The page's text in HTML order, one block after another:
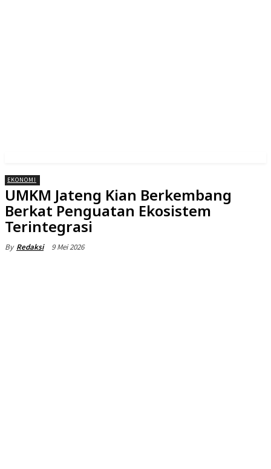
EKONOMI
UMKM Jateng Kian Berkembang
Berkat Penguatan Ekosistem
Terintegrasi
By Redaksi 9 Mei 2026